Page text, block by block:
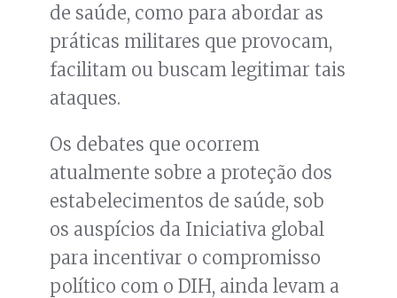
de saúde, como para abordar as
práticas militares que provocam,
facilitam ou buscam legitimar tais
ataques.
Os debates que ocorrem
atualmente sobre a proteção dos
estabelecimentos de saúde, sob
os auspícios da Iniciativa global
para incentivar o compromisso
político com o DIH, ainda levam a